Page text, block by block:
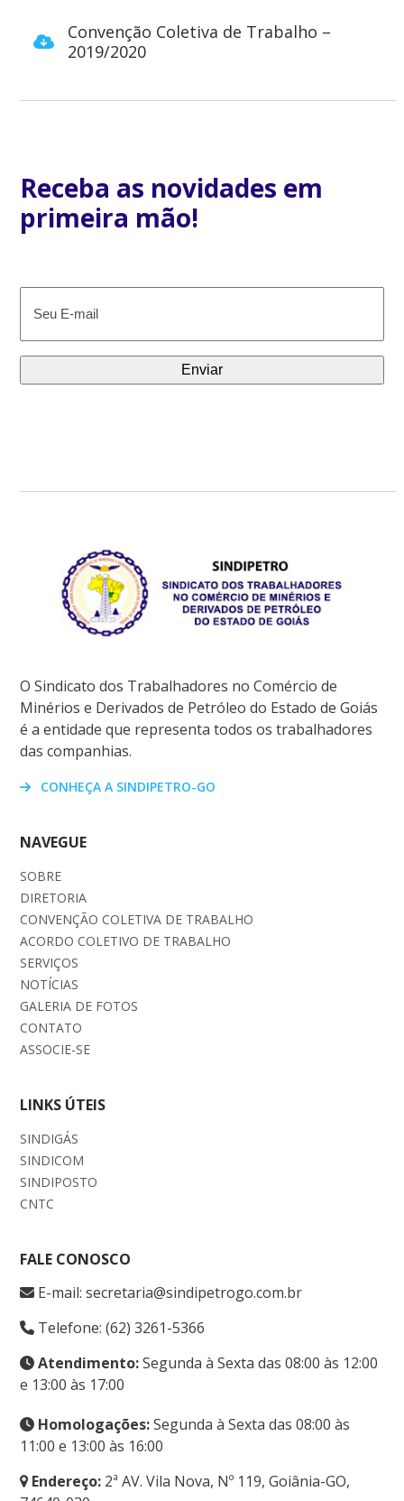
Convenção Coletiva de Trabalho –
2019/2020
Receba as novidades em
primeira mão!
mail
(obrigatório)
O Sindicato dos Trabalhadores no Comércio de
Minérios e Derivados de Petróleo do Estado de Goiás
é a entidade que representa todos os trabalhadores
das companhias.
CONHEÇA A SINDIPETRO-GO
NAVEGUE
SOBRE
DIRETORIA
CONVENÇÃO COLETIVA DE TRABALHO
ACORDO COLETIVO DE TRABALHO
SERVIÇOS
NOTÍCIAS
GALERIA DE FOTOS
CONTATO
ASSOCIE-SE
LINKS ÚTEIS
SINDIGÁS
SINDICOM
SINDIPOSTO
CNTC
FALE CONOSCO
E-mail: secretaria@sindipetrogo.com.br
Telefone: (62) 3261-5366
Atendimento:Segunda à Sexta das 08:00 às 12:00
e 13:00 às 17:00
Homologações:Segunda à Sexta das 08:00 às
11:00 e 13:00 às 16:00
Endereço: 2ª AV. Vila Nova, Nº 119, Goiânia-GO,